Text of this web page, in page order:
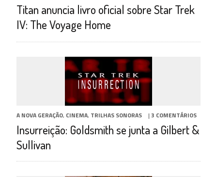
Titan anuncia livro oficial sobre Star Trek
IV: The Voyage Home
A NOVA GERAÇÃO, CINEMA, TRILHAS SONORAS | 3 COMENTÁRIOS
Insurreição: Goldsmith se junta a Gilbert &
Sullivan